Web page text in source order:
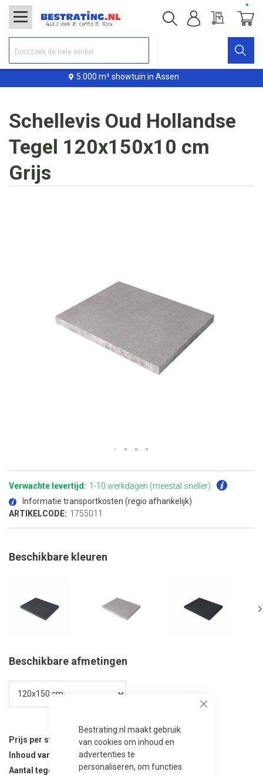
Bestrating.nl maakt gebruik
van cookies om inhoud en
advertenties te
personaliseren, om functies
5.000 m² showtuin in Assen
Offerte
Schellevis Oud Hollandse
Tegel 120x150x10 cm
Grijs
naar
begin
de
afbeeldingen-
Verwachte levertijd: 1-10 werkdagen (meestal sneller)
Informatie transportkosten (regio afhankelijk)
ARTIKELCODE: 1755011
Beschikbare kleuren
Beschikbare afmetingen
Prijs per stuk
167,75
Inhoud van verpakking 4 stuks
Aantal tegels per verpakking 4